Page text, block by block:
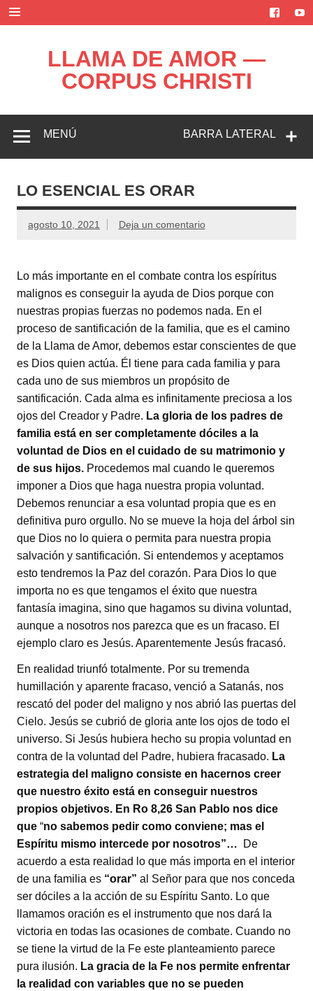
contenido
LLAMA DE AMOR —
CORPUS CHRISTI
BARRA LATERAL
MENÚ
LO ESENCIAL ES ORAR
agosto 10, 2021 Deja un comentario
Lo más importante en el combate contra los espíritus
malignos es conseguir la ayuda de Dios porque con
nuestras propias fuerzas no podemos nada. En el
proceso de santificación de la familia, que es el camino
de la Llama de Amor, debemos estar conscientes de que
es Dios quien actúa. Él tiene para cada familia y para
cada uno de sus miembros un propósito de
santificación. Cada alma es infinitamente preciosa a los
ojos del Creador y Padre. La gloria de los padres de
familia está en ser completamente dóciles a la
voluntad de Dios en el cuidado de su matrimonio y
de sus hijos. Procedemos mal cuando le queremos
imponer a Dios que haga nuestra propia voluntad.
Debemos renunciar a esa voluntad propia que es en
definitiva puro orgullo. No se mueve la hoja del árbol sin
que Dios no lo quiera o permita para nuestra propia
salvación y santificación. Si entendemos y aceptamos
esto tendremos la Paz del corazón. Para Dios lo que
importa no es que tengamos el éxito que nuestra
fantasía imagina, sino que hagamos su divina voluntad,
aunque a nosotros nos parezca que es un fracaso. El
ejemplo claro es Jesús. Aparentemente Jesús fracasó.
En realidad triunfó totalmente. Por su tremenda
humillación y aparente fracaso, venció a Satanás, nos
rescató del poder del maligno y nos abrió las puertas del
Cielo. Jesús se cubrió de gloria ante los ojos de todo el
universo. Si Jesús hubiera hecho su propia voluntad en
contra de la voluntad del Padre, hubiera fracasado. La
estrategia del maligno consiste en hacernos creer
que nuestro éxito está en conseguir nuestros
propios objetivos. En Ro 8,26 San Pablo nos dice
que “no sabemos pedir como conviene; mas el
Espíritu mismo intercede por nosotros”…
De
acuerdo a esta realidad lo que más importa en el interior
de una familia es “orar” al Señor para que nos conceda
ser dóciles a la acción de su Espíritu Santo. Lo que
llamamos oración es el instrumento que nos dará la
victoria en todas las ocasiones de combate. Cuando no
se tiene la virtud de la Fe este planteamiento parece
pura ilusión. La gracia de la Fe nos permite enfrentar
la realidad con variables que no se pueden